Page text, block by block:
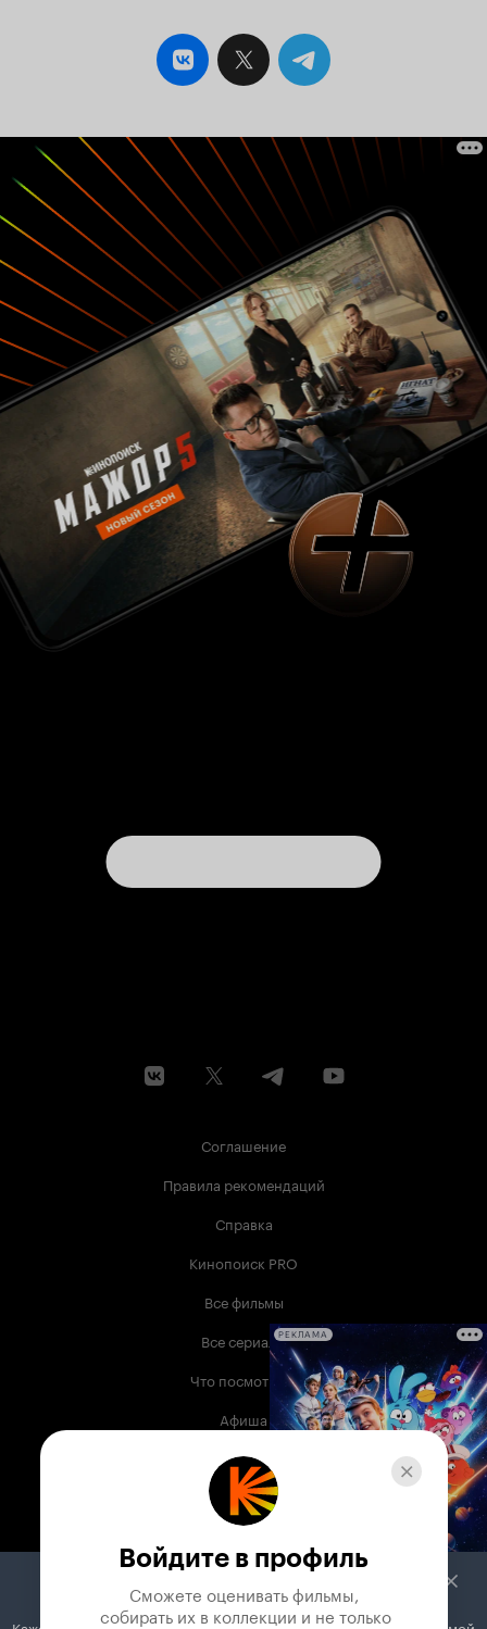
Соглашение
Правила рекомендаций
Справка
Кинопоиск PRO
Все фильмы
Все сериалы
Что посмотреть
Афиша
Музыка
Телепрограмма
Служба поддержки
РЕКЛАМА
Войдите в профиль
Сможете оценивать фильмы,
собирать их в коллекции и не только